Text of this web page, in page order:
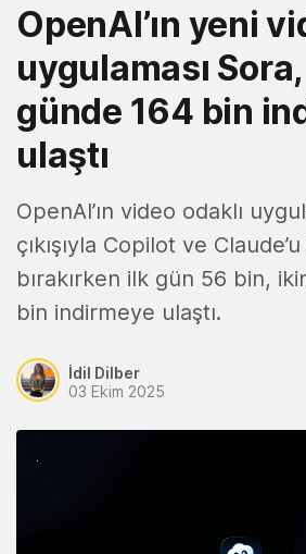
OpenAI’ın yeni
uygulaması
günde 164 bin
ulaştı
OpenAI’ın video odaklı
çıkışıyla Copilot ve
bırakırken ilk gün 56 bin,
bin indirmeye ulaştı.
İdil Dilber
03 Ekim 2025